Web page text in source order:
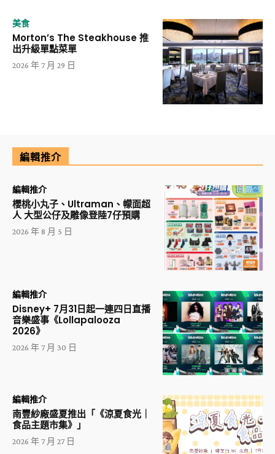
美食
Morton’s The Steakhouse 推
出升級單點菜單
2026 年 7 月 29 日
編輯推介
編輯推介
櫻桃小丸子、Ultraman、幪面超
人 大型公仔及雕像登陸7仔預購
2026 年 8 月 5 日
編輯推介
Disney+ 7月31日起一連四日直播
音樂盛事《Lollapalooza
2026》
2026 年 7 月 30 日
編輯推介
南豐紗廠盛夏推出「《涼夏食光｜
食品主題市集》」
2026 年 7 月 27 日